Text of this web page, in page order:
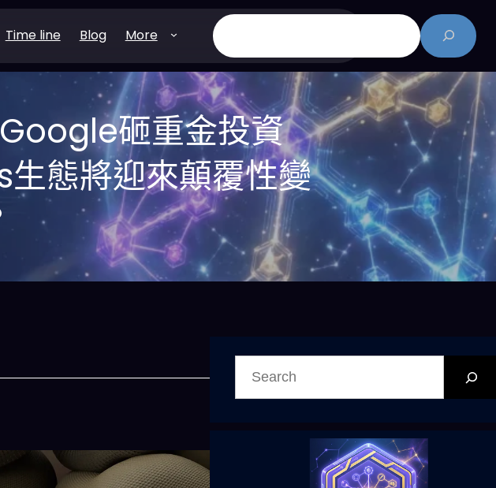
Time line Blog More
搜
尋
砸重金投資
態將迎來顛覆性變